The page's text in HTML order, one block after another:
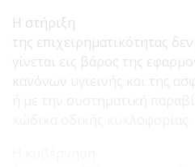
Η στήριξη
της επιχειρηματικότητας
γίνεται εις βάρος της